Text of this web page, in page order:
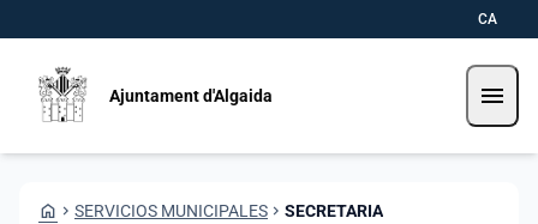
CA
Ajuntament d'Algaida menu
HOME CHEVRON_RIGHT SERVICIOS MUNICIPALES CHEVRON_RIGHT SECRETARIA